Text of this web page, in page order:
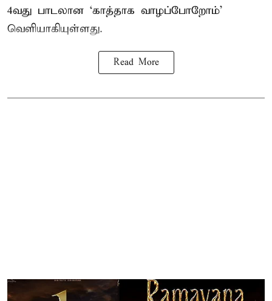
4வது பாடலான ‘காத்தாக வாழப்போறோம்’
வெளியாகியுள்ளது.
Read More